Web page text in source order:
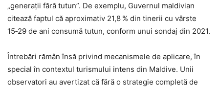
„generaţii fără tutun”. De exemplu, Guvernul maldivian
citează faptul că aproximativ 21,8 % din tinerii cu vârste
15‑29 de ani consumă tutun, conform unui sondaj din 2021.
Întrebări rămân însă privind mecanismele de aplicare, în
special în contextul turismului intens din Maldive. Unii
observatori au avertizat că fără o strategie completă de